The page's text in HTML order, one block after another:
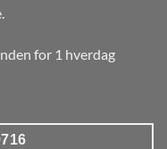
for 1 hverdag